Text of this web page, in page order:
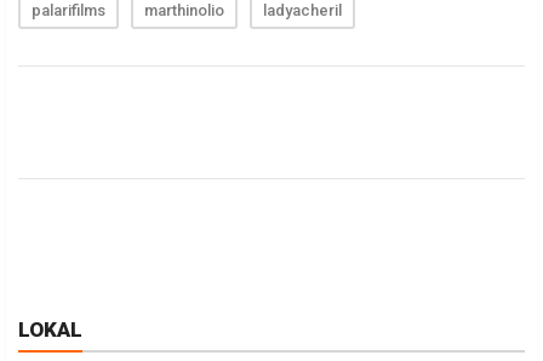
palarifilms marthinolio ladyacheril
LOKAL